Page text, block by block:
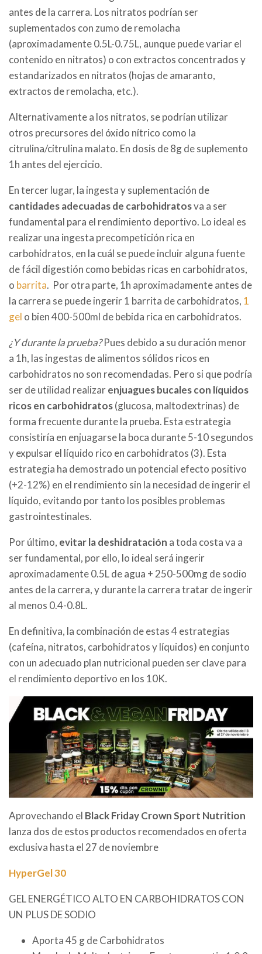
antes de la carrera. Los nitratos podrían ser
suplementados con zumo de remolacha
(aproximadamente 0.5L-0.75L, aunque puede variar el
contenido en nitratos) o con extractos concentrados y
estandarizados en nitratos (hojas de amaranto,
extractos de remolacha, etc.).
Alternativamente a los nitratos, se podrían utilizar
otros precursores del óxido nítrico como la
citrulina/citrulina malato. En dosis de 8g de suplemento
1h antes del ejercicio.
En tercer lugar, la ingesta y suplementación de
cantidades adecuadas de carbohidratosva a ser
fundamental para el rendimiento deportivo. Lo ideal es
realizar una ingesta precompetición rica en
carbohidratos, en la cuál se puede incluir alguna fuente
de fácil digestión como bebidas ricas en carbohidratos,
o barrita. Por otra parte, 1h aproximadamente antes de
la carrera se puede ingerir 1 barrita de carbohidratos, 1
gel o bien 400-500ml de bebida rica en carbohidratos.
¿Y durante la prueba?Pues debido a su duración menor
a 1h, las ingestas de alimentos sólidos ricos en
carbohidratos no son recomendadas. Pero si que podría
ser de utilidad realizarenjuagues bucales con líquidos
ricos en carbohidratos(glucosa, maltodextrinas) de
forma frecuente durante la prueba. Esta estrategia
consistiría en enjuagarse la boca durante 5-10 segundos
y expulsar el líquido rico en carbohidratos (3). Esta
estrategia ha demostrado un potencial efecto positivo
(+2-12%) en el rendimiento sin la necesidad de ingerir el
líquido, evitando por tanto los posibles problemas
gastrointestinales.
Por último, evitar la deshidratación a toda costa va a
ser fundamental, por ello, lo ideal será ingerir
aproximadamente 0.5L de agua + 250-500mg de sodio
antes de la carrera, y durante la carrera tratar de ingerir
al menos 0.4-0.8L.
En definitiva, la combinación de estas 4 estrategias
(cafeína, nitratos, carbohidratos y líquidos) en conjunto
con un adecuado plan nutricional pueden ser clave para
el rendimiento deportivo en los 10K.
Aprovechando el Black Friday Crown Sport Nutrition
lanza dos de estos productos recomendados en oferta
exclusiva hasta el 27 de noviembre
HyperGel 30
GEL ENERGÉTICO ALTO EN CARBOHIDRATOS CON
UN PLUS DE SODIO
Aporta 45 g de Carbohidratos